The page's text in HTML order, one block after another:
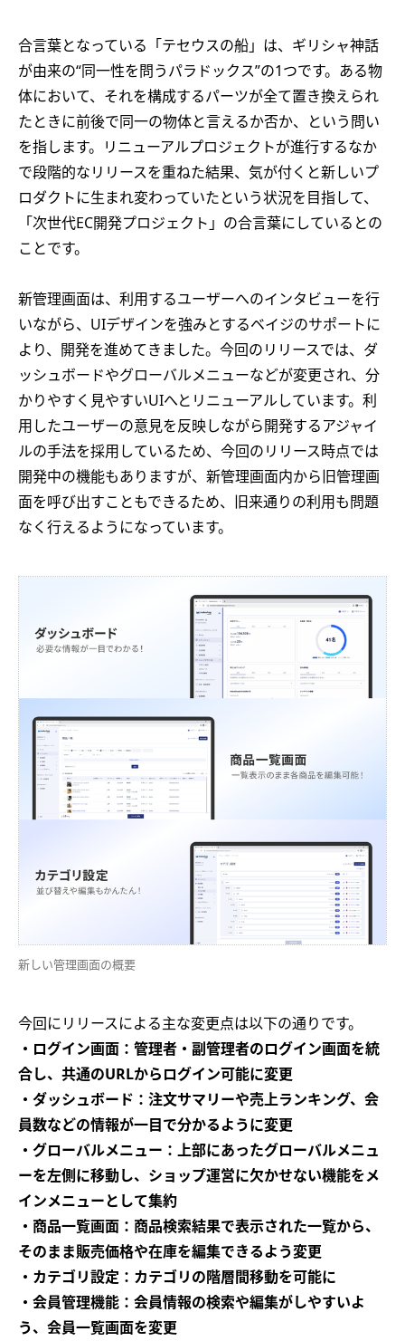
合言葉となっている「テセウスの船」は、ギリシャ神話
が由来の“同一性を問うパラドックス”の1つです。ある物
体において、それを構成するパーツが全て置き換えられ
たときに前後で同一の物体と言えるか否か、という問い
を指します。リニューアルプロジェクトが進行するなか
で段階的なリリースを重ねた結果、気が付くと新しいプ
ロダクトに生まれ変わっていたという状況を目指して、
「次世代EC開発プロジェクト」の合言葉にしているとの
ことです。
新管理画面は、利用するユーザーへのインタビューを行
いながら、UIデザインを強みとするベイジのサポートに
より、開発を進めてきました。今回のリリースでは、ダ
ッシュボードやグローバルメニューなどが変更され、分
かりやすく見やすいUIへとリニューアルしています。利
用したユーザーの意見を反映しながら開発するアジャイ
ルの手法を採用しているため、今回のリリース時点では
開発中の機能もありますが、新管理画面内から旧管理画
面を呼び出すこともできるため、旧来通りの利用も問題
なく行えるようになっています。
新しい管理画面の概要
今回にリリースによる主な変更点は以下の通りです。
・ログイン画面：管理者・副管理者のログイン画面を統
合し、共通のURLからログイン可能に変更
・ダッシュボード：注文サマリーや売上ランキング、会
員数などの情報が一目で分かるように変更
・グローバルメニュー：上部にあったグローバルメニュ
ーを左側に移動し、ショップ運営に欠かせない機能をメ
インメニューとして集約
・商品一覧画面：商品検索結果で表示された一覧から、
そのまま販売価格や在庫を編集できるよう変更
・カテゴリ設定：カテゴリの階層間移動を可能に
・会員管理機能：会員情報の検索や編集がしやすいよ
う、会員一覧画面を変更